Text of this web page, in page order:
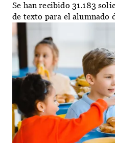
Se han recibido 31.183
de texto para el alumnado